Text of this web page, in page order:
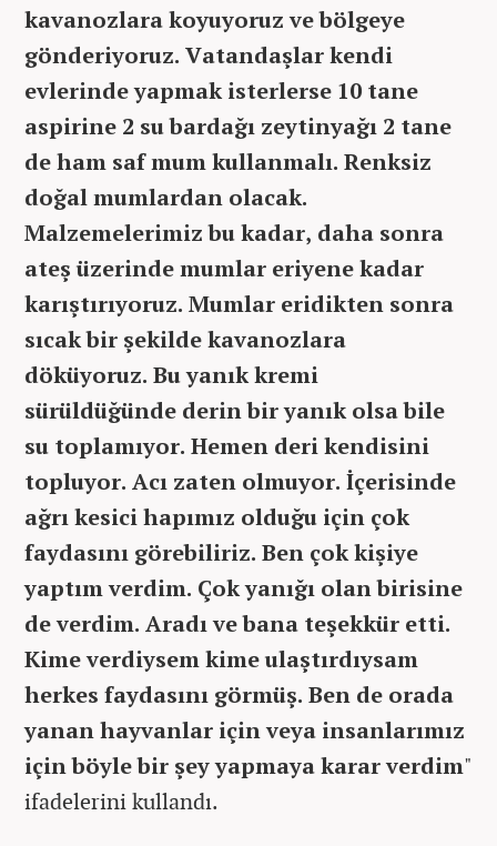
kavanozlara koyuyoruz ve bölgeye
gönderiyoruz. Vatandaşlar kendi
evlerinde yapmak isterlerse 10 tane
aspirine 2 su bardağı zeytinyağı 2 tane
de ham saf mum kullanmalı. Renksiz
doğal mumlardan olacak.
Malzemelerimiz bu kadar, daha sonra
ateş üzerinde mumlar eriyene kadar
karıştırıyoruz. Mumlar eridikten sonra
sıcak bir şekilde kavanozlara
döküyoruz. Bu yanık kremi
sürüldüğünde derin bir yanık olsa bile
su toplamıyor. Hemen deri kendisini
topluyor. Acı zaten olmuyor. İçerisinde
ağrı kesici hapımız olduğu için çok
faydasını görebiliriz. Ben çok kişiye
yaptım verdim. Çok yanığı olan birisine
de verdim. Aradı ve bana teşekkür etti.
Kime verdiysem kime ulaştırdıysam
herkes faydasını görmüş. Ben de orada
yanan hayvanlar için veya insanlarımız
için böyle bir şey yapmaya karar verdim"
ifadelerini kullandı.